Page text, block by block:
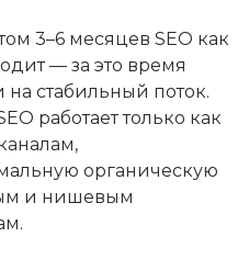
3–6 месяцев SEO как
— за это время
на стабильный поток.
работает только как
органическую
и нишевым